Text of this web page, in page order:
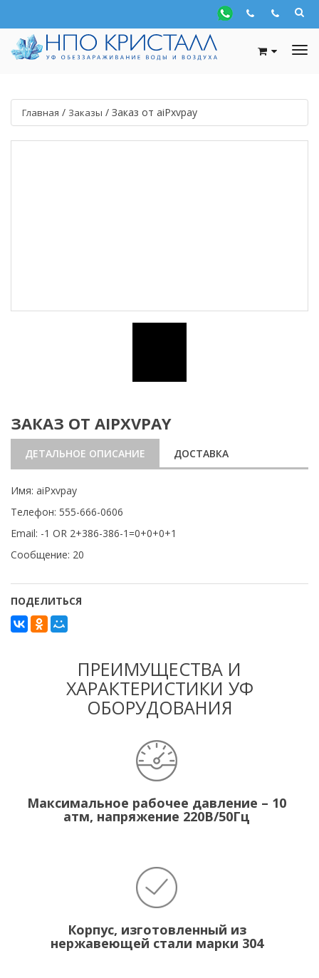
Главная / Заказы / Заказ от aiPxvpay
ЗАКАЗ ОТ AIPXVPAY
ДЕТАЛЬНОЕ ОПИСАНИЕ ДОСТАВКА
Имя: aiPxvpay
Телефон: 555-666-0606
Email: -1 OR 2+386-386-1=0+0+0+1
Сообщение: 20
ПОДЕЛИТЬСЯ
ПРЕИМУЩЕСТВА И
ХАРАКТЕРИСТИКИ УФ
ОБОРУДОВАНИЯ
Максимальное рабочее давление – 10
атм, напряжение 220В/50Гц
Корпус, изготовленный из
нержавеющей стали марки 304